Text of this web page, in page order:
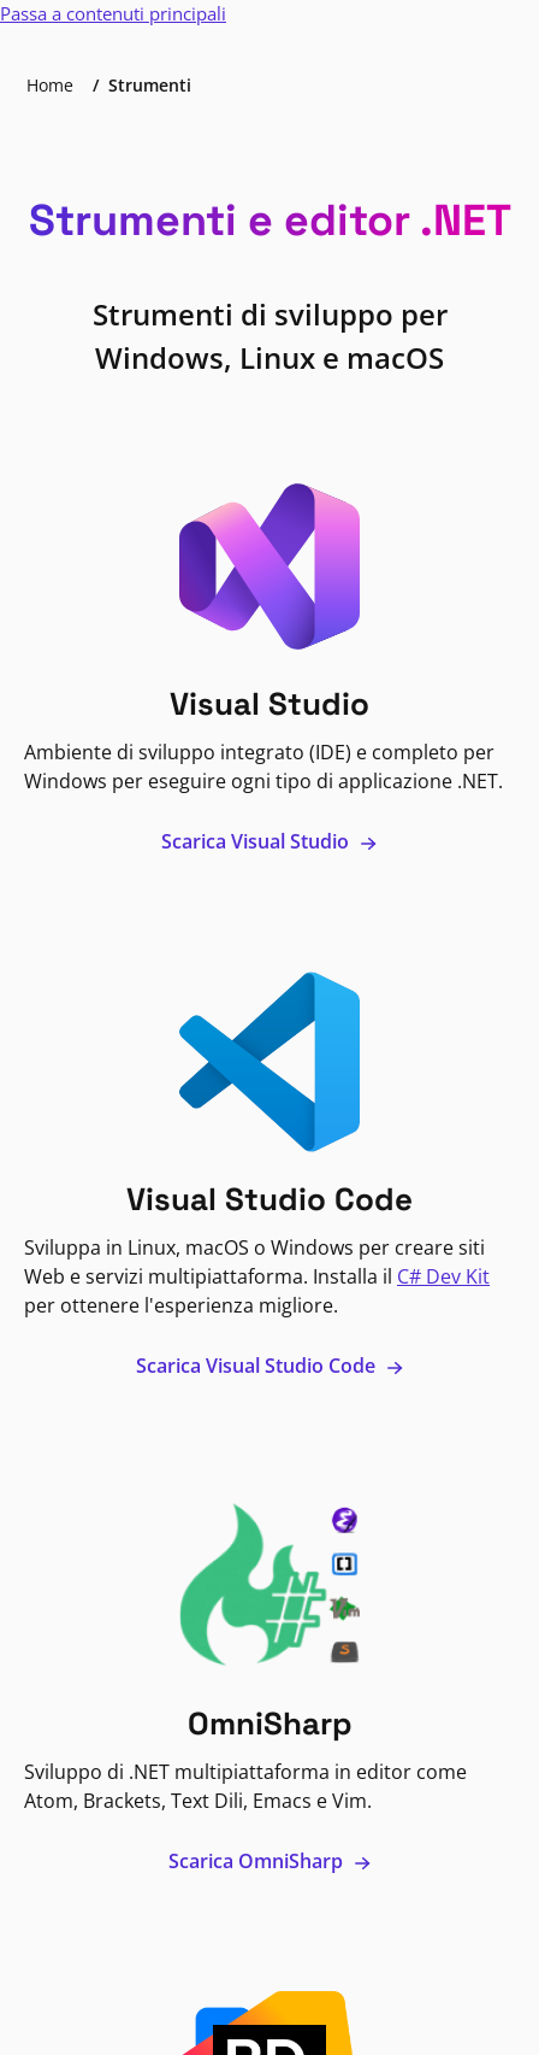
Passa a contenuti principali
Home Strumenti
Strumenti e editor .NET
Strumenti di sviluppo per
Windows, Linux e macOS
Visual Studio
Ambiente di sviluppo integrato (IDE) e completo per
Windows per eseguire ogni tipo di applicazione .NET.
Scarica Visual Studio
Visual Studio Code
Sviluppa in Linux, macOS o Windows per creare siti
Web e servizi multipiattaforma. Installa il C# Dev Kit
per ottenere l'esperienza migliore.
Scarica Visual Studio Code
OmniSharp
Sviluppo di .NET multipiattaforma in editor come
Atom, Brackets, Text Dili, Emacs e Vim.
Scarica OmniSharp